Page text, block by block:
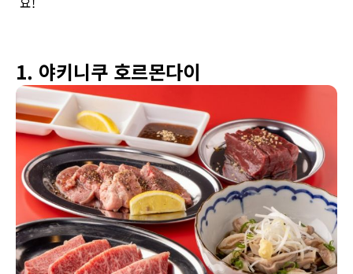
1. 야키니쿠 호르몬다이